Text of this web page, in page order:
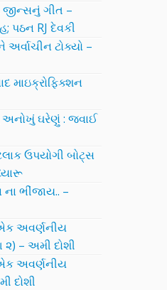
જીન્સનું ગીત –
પઠન RJ દેવકી
ટોક્યો –
માઇક્રોફિક્શન
અનોખું ઘરેણું : જવાઈ
ઉપયોગી બોટ્સ
ભીંજાય.. –
એક અવર્ણનીય
– અમી દોશી
એક અવર્ણનીય
દોશી